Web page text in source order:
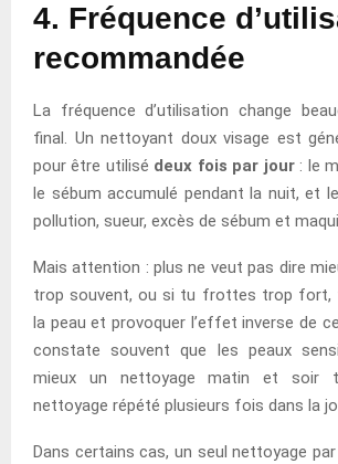
4. Fréquence
recommandée
La fréquence d’utilisation change
final. Un nettoyant doux visage est
pour être utilisé deux fois par jour: le
le sébum accumulé pendant la nuit, et
pollution, sueur, excès de sébum et
Mais attention : plus ne veut pas dire
trop souvent, ou si tu frottes trop fort,
la peau et provoquer l’effet inverse de
constate souvent que les peaux
mieux un nettoyage matin et soir
nettoyage répété plusieurs fois dans la
Dans certains cas, un seul nettoyage